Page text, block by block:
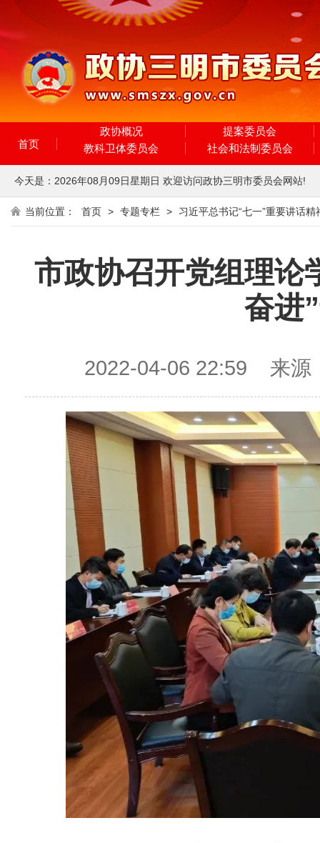
首页
政协概况
提案委员会
教科卫体委员会
社会和法制委员会
今天是： 2026年08月09日星期日 欢迎访问政协三明市委员会网站!
当前位置： 首页 > 专题专栏 > 习近平总书记“七一”重要讲话精
市政协召开党组理论
奋进
2022-04-06 22:59 来